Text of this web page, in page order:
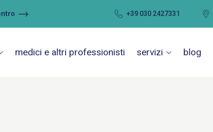
+39 030 2427331
medici e altri professionisti servizi blog